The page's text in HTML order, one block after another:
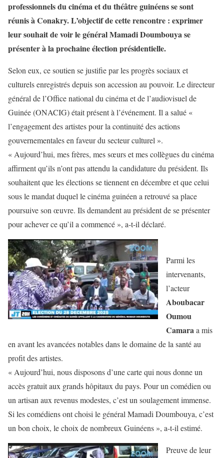
professionnels du cinéma et du théâtre guinéens se sont
réunis à Conakry. L’objectif de cette rencontre : exprimer
leur souhait de voir le général Mamadi Doumbouya se
présenter à la prochaine élection présidentielle.
Selon eux, ce soutien se justifie par les progrès sociaux et
culturels enregistrés depuis son accession au pouvoir. Le directeur
général de l’Office national du cinéma et de l’audiovisuel de
Guinée (ONACIG) était présent à l’événement. Il a salué «
l’engagement des artistes pour la continuité des actions
gouvernementales en faveur du secteur culturel ».
« Aujourd’hui, mes frères, mes sœurs et mes collègues du cinéma
affirment qu’ils n’ont pas attendu la candidature du président. Ils
souhaitent que les élections se tiennent en décembre et que celui
sous le mandat duquel le cinéma guinéen a retrouvé sa place
poursuive son œuvre. Ils demandent au président de se présenter
pour achever ce qu’il a commencé », a-t-il déclaré.
Parmi les
intervenants,
l’acteur
Aboubacar
Oumou
Camaraa mis
en avant les avancées notables dans le domaine de la santé au
profit des artistes.
« Aujourd’hui, nous disposons d’une carte qui nous donne un
accès gratuit aux grands hôpitaux du pays. Pour un comédien ou
un artisan aux revenus modestes, c’est un soulagement immense.
Si les comédiens ont choisi le général Mamadi Doumbouya, c’est
un bon choix, le choix de nombreux Guinéens », a-t-il estimé.
Preuve de leur